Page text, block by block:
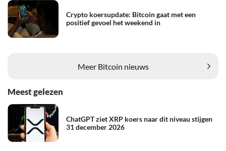
Crypto koersupdate: Bitcoin gaat met een
positief gevoel het weekend in
Meer Bitcoin nieuws
Meest gelezen
ChatGPT ziet XRP koers naar dit niveau stijgen
31 december 2026